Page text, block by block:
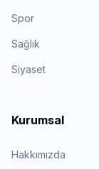
Spor
Sağlık
Siyaset
Kurumsal
Hakkımızda